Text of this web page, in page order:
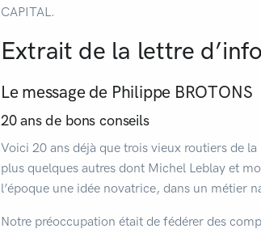
CAPITAL.
Extrait de la lettre
Le message de Philippe BROTONS
20 ans de bons conseils
Voici 20 ans déjà que trois vieux routiers de
plus quelques autres dont Michel Leblay et
l’époque une idée novatrice, dans un métier
Notre préoccupation était de fédérer des